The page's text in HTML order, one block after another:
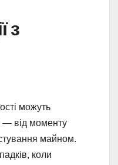
з
можуть
— від моменту
майном.
коли